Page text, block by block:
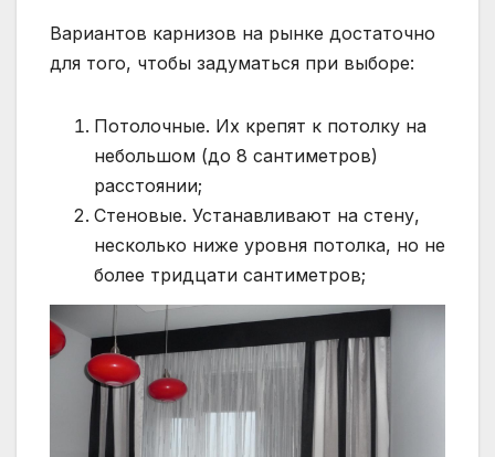
Вариантов карнизов на рынке достаточно
для того, чтобы задуматься при выборе:
Потолочные. Их крепят к потолку на
небольшом (до 8 сантиметров)
расстоянии;
Стеновые. Устанавливают на стену,
несколько ниже уровня потолка, но не
более тридцати сантиметров;